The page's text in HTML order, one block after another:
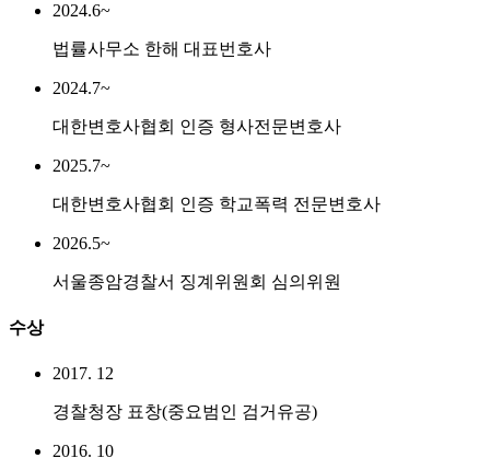
2024.6~
법률사무소 한해 대표번호사
2024.7~
대한변호사협회 인증 형사전문변호사
2025.7~
대한변호사협회 인증 학교폭력 전문변호사
2026.5~
서울종암경찰서 징계위원회 심의위원
수상
2017. 12
경찰청장 표창(중요범인 검거유공)
2016. 10